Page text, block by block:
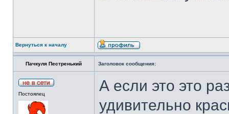
Вернуться к началу
Пачкуля Пестренький Заголовок сообщения:
Постоялец
А если это это
удивительно